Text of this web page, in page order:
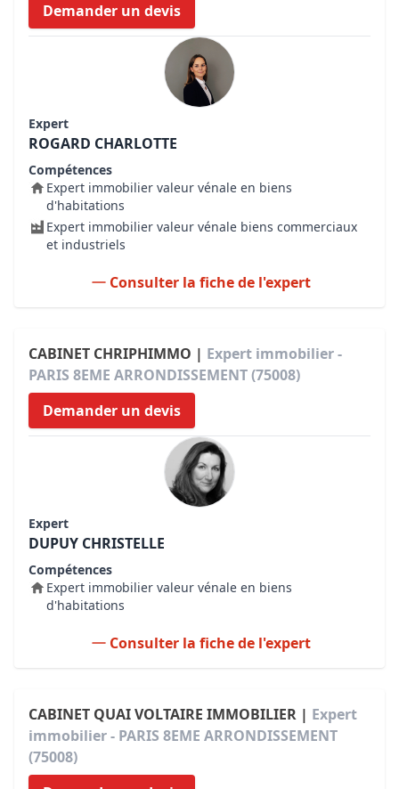
Demander un devis
Expert
ROGARD CHARLOTTE
Compétences
Expert immobilier valeur vénale en biens
d'habitations
Expert immobilier valeur vénale biens commerciaux
et industriels
Consulter la fiche de l'expert
CABINET CHRIPHIMMO | Expert immobilier -
PARIS 8EME ARRONDISSEMENT (75008)
Demander un devis
Expert
DUPUY CHRISTELLE
Compétences
Expert immobilier valeur vénale en biens
d'habitations
Consulter la fiche de l'expert
CABINET QUAI VOLTAIRE IMMOBILIER | Expert
immobilier - PARIS 8EME ARRONDISSEMENT
(75008)